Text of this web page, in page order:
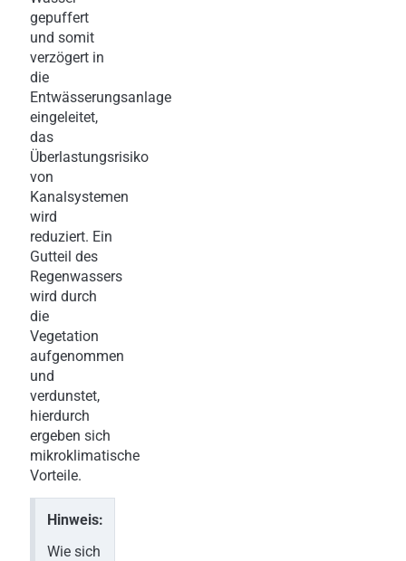
gepuffert
und somit
verzögert in
die
Entwässerungsanlage
eingeleitet,
das
Überlastungsrisiko
von
Kanalsystemen
wird
reduziert. Ein
Gutteil des
Regenwassers
wird durch
die
Vegetation
aufgenommen
und
verdunstet,
hierdurch
ergeben sich
mikroklimatische
Vorteile.
Hinweis:
Wie sich